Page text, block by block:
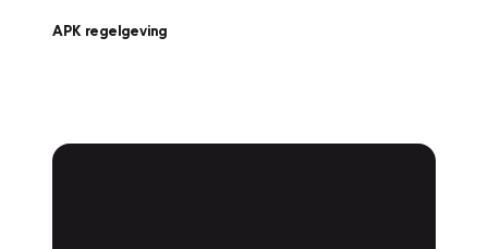
APK regelgeving